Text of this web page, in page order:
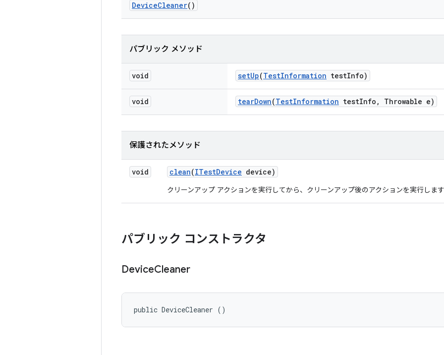
DeviceCleaner()
パブリック メソッド
void setUp(TestInformation testInfo)
void tearDown(TestInformation testInfo , Throwable e)
保護されたメソッド
void clean(ITestDevice device)
クリーンアップ アクションを実行してから、クリーンアップ後のアクションを実行しま
パブリック コンストラクタ
DeviceCleaner
public DeviceCleaner ()